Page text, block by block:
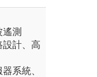
測
設計、高
系統、